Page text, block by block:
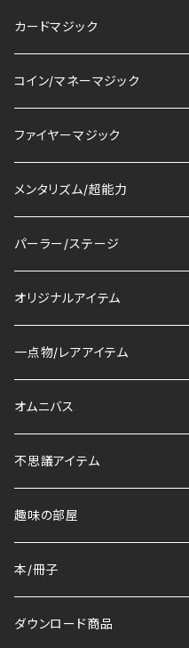
カードマジック
コイン/マネーマジック
ファイヤーマジック
メンタリズム/超能力
パーラー/ステージ
オリジナルアイテム
一点物/レアアイテム
オムニバス
不思議アイテム
趣味の部屋
本/冊子
ダウンロード商品